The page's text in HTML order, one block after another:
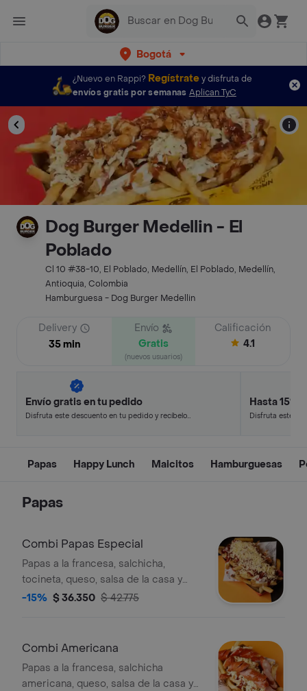
Bogotá
¿Nuevo en Rappi? Regístratey disfruta de
envíos gratis por semanas Aplican TyC
Dog Burger Medellin - El
Poblado
Cl 10 #38-10, El Poblado, Medellín, El Poblado, Medellín,
Antioquia, Colombia
Hamburguesa - Dog Burger Medellin
Delivery
35 min
Envío
Gratis
(nuevos usuarios)
Calificación
4.1
Envío gratis en tu pedido
Disfruta este descuento en tu pedido y recíbelo
Hasta 15%
Disfruta este
Papas Happy Lunch Maicitos Hamburguesas
Papas
Combi Papas Especial
Papas a la francesa, salchicha,
tocineta, queso, salsa de la casa y
bbq.
-15% $ 36.350 $ 42.775
Combi Americana
Papas a la francesa, salchicha
americana, queso, salsa de la casa y